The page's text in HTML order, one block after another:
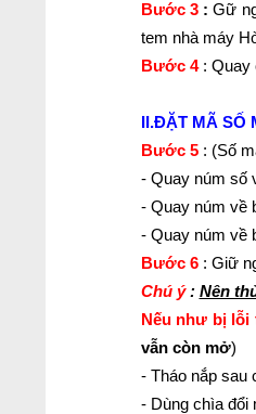
Bước 3 :Gữ
tem nhà máy
Bước 4: Quay
II.ĐẶT MÃ SỐ
Bước 5 : (Số
- Quay núm số
- Quay núm về
- Quay núm về
Bước 6 : Giữ
Chú ý: Nên
Nếu như bị lỗi
vẫn còn mở)
- Tháo nắp sau
- Dùng chìa đổi